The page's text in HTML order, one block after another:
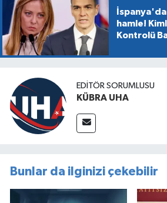
hamle!
Kontrolü
EDİTÖR SORUMLUSU
KÜBRA UHA
Bunlar da ilginizi çekebilir